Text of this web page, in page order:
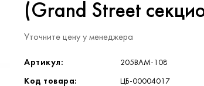
(Grand Street
Уточните цену у менеджера
Артикул: 205BAM-108
Код товара: ЦБ-00004017